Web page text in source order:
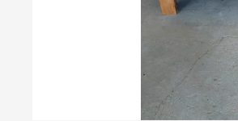
POSTEL KRÉTA - DUB